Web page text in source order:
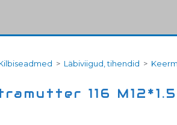
> Läbiviigud, tihendid >
116